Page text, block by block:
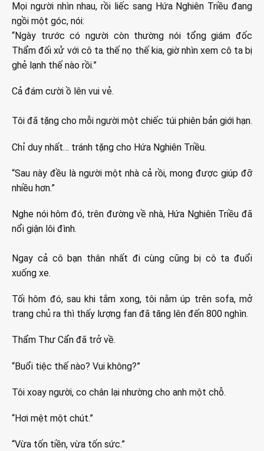
Mọi người nhìn nhau, rồi liếc sang Hứa Nghiên Triều đang
ngồi một góc, nói:
“Ngày trước có người còn thường nói tổng giám đốc
Thẩm đối xử với cô ta thế nọ thế kia, giờ nhìn xem cô ta bị
ghẻ lạnh thế nào rồi.”
Cả đám cười ồ lên vui vẻ.
Tôi đã tặng cho mỗi người một chiếc túi phiên bản giới hạn.
Chỉ duy nhất… tránh tặng cho Hứa Nghiên Triều.
“Sau này đều là người một nhà cả rồi, mong được giúp đỡ
nhiều hơn.”
Nghe nói hôm đó, trên đường về nhà, Hứa Nghiên Triều đã
nổi giận lôi đình.
Ngay cả cô bạn thân nhất đi cùng cũng bị cô ta đuổi
xuống xe.
Tối hôm đó, sau khi tắm xong, tôi nằm úp trên sofa, mở
trang chủ ra thì thấy lượng fan đã tăng lên đến 800 nghìn.
Thẩm Thư Cẩn đã trở về.
“Buổi tiệc thế nào? Vui không?”
Tôi xoay người, co chân lại nhường cho anh một chỗ.
“Hơi mệt một chút.”
“Vừa tốn tiền, vừa tốn sức.”